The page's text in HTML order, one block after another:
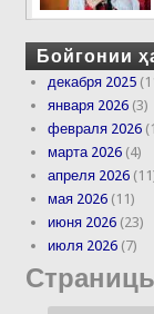
Бойгонии
декабря 2025
января 2026 (3)
февраля 2026
марта 2026 (4)
апреля 2026
мая 2026 (11)
июня 2026 (23)
июля 2026 (7)